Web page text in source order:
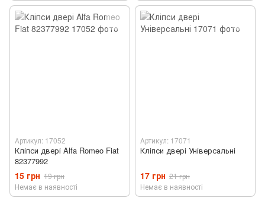
Артикул: 17052
Кліпси двері Alfa Romeo Fiat
82377992
15 грн 19 грн
Немає в наявності
Артикул: 17071
Кліпси двері Універсальні
17 грн 21 грн
Немає в наявності